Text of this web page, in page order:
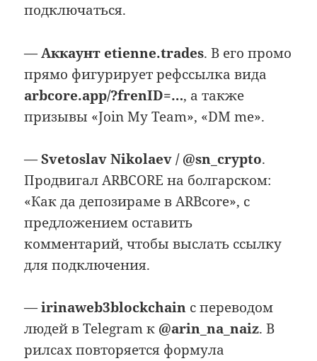
подключаться.
—Аккаунт etienne.trades. В его промо
прямо фигурирует рефссылка вида
arbcore.app/?frenID=…, а также
призывы «Join My Team», «DM me».
—Svetoslav Nikolaev / @sn_crypto.
Продвигал ARBCORE на болгарском:
«Как да депозираме в ARBcore», с
предложением оставить
комментарий, чтобы выслать ссылку
для подключения.
—irinaweb3blockchain с переводом
людей в Telegram к @arin_na_naiz. В
рилсах повторяется формула